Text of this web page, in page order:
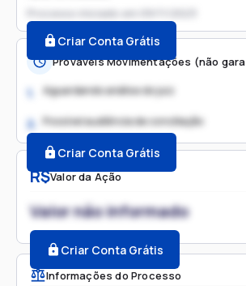
R$Valor da Ação
Valor não informado
Criar Conta Grátis
Informações do Processo
Processo iniciado em
Criar Conta Grátis
Prováveis Movimentações (não
1. Aguardando análise do juiz
2. Possível audiência de conciliação
Criar Conta Grátis